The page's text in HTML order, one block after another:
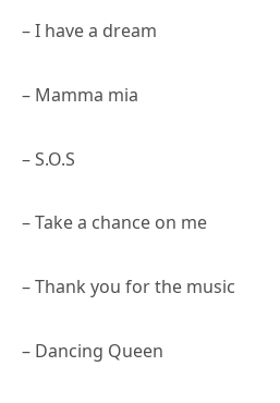
– I have a dream
– Mamma mia
– S.O.S
– Take a chance on me
– Thank you for the music
– Dancing Queen